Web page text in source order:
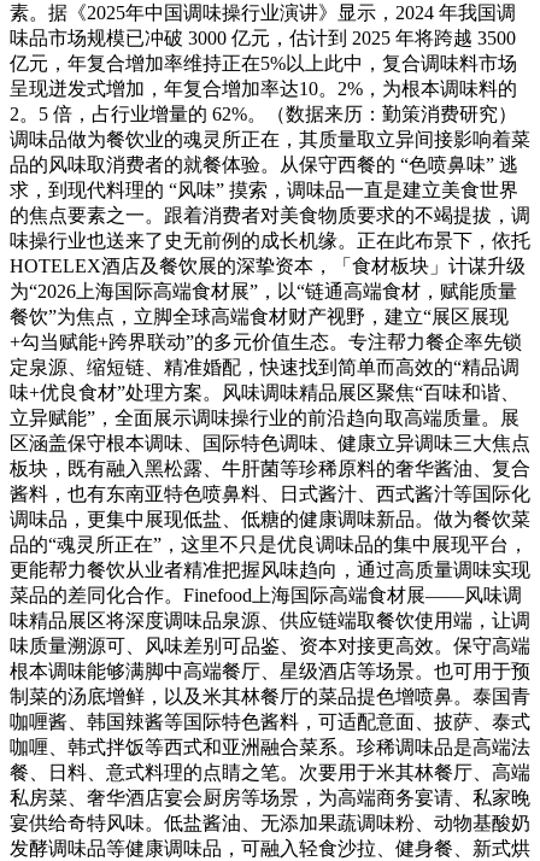
素。据《2025年中国调味操行业演讲》显示，2024 年我国调
味品市场规模已冲破 3000 亿元，估计到 2025 年将跨越 3500
亿元，年复合增加率维持正在5%以上此中，复合调味料市场
呈现迸发式增加，年复合增加率达10。2%，为根本调味料的
2。5 倍，占行业增量的 62%。（数据来历：勤策消费研究）
调味品做为餐饮业的魂灵所正在，其质量取立异间接影响着菜
品的风味取消费者的就餐体验。从保守西餐的 “色喷鼻味” 逃
求，到现代料理的 “风味” 摸索，调味品一直是建立美食世界
的焦点要素之一。跟着消费者对美食物质要求的不竭提拔，调
味操行业也送来了史无前例的成长机缘。正在此布景下，依托
HOTELEX酒店及餐饮展的深挚资本，「食材板块」计谋升级
为“2026上海国际高端食材展”，以“链通高端食材，赋能质量
餐饮”为焦点，立脚全球高端食材财产视野，建立“展区展现
+勾当赋能+跨界联动”的多元价值生态。专注帮力餐企率先锁
定泉源、缩短链、精准婚配，快速找到简单而高效的“精品调
味+优良食材”处理方案。风味调味精品展区聚焦“百味和谐、
立异赋能”，全面展示调味操行业的前沿趋向取高端质量。展
区涵盖保守根本调味、国际特色调味、健康立异调味三大焦点
板块，既有融入黑松露、牛肝菌等珍稀原料的奢华酱油、复合
酱料，也有东南亚特色喷鼻料、日式酱汁、西式酱汁等国际化
调味品，更集中展现低盐、低糖的健康调味新品。做为餐饮菜
品的“魂灵所正在”，这里不只是优良调味品的集中展现平台，
更能帮力餐饮从业者精准把握风味趋向，通过高质量调味实现
菜品的差同化合作。Finefood上海国际高端食材展——风味调
味精品展区将深度调味品泉源、供应链端取餐饮使用端，让调
味质量溯源可、风味差别可品鉴、资本对接更高效。保守高端
根本调味能够满脚中高端餐厅、星级酒店等场景。也可用于预
制菜的汤底增鲜，以及米其林餐厅的菜品提色增喷鼻。泰国青
咖喱酱、韩国辣酱等国际特色酱料，可适配意面、披萨、泰式
咖喱、韩式拌饭等西式和亚洲融合菜系。珍稀调味品是高端法
餐、日料、意式料理的点睛之笔。次要用于米其林餐厅、高端
私房菜、奢华酒店宴会厨房等场景，为高端商务宴请、私家晚
宴供给奇特风味。低盐酱油、无添加果蔬调味粉、动物基酸奶
发酵调味品等健康调味品，可融入轻食沙拉、健身餐、新式烘